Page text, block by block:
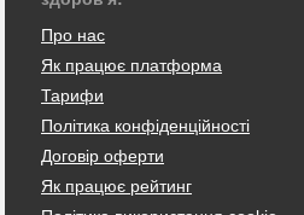
Про нас
Як працює платформа
Тарифи
Політика конфіденційності
Договір оферти
Як працює рейтинг